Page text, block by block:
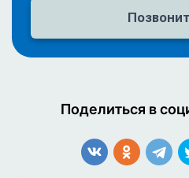
Поделиться в